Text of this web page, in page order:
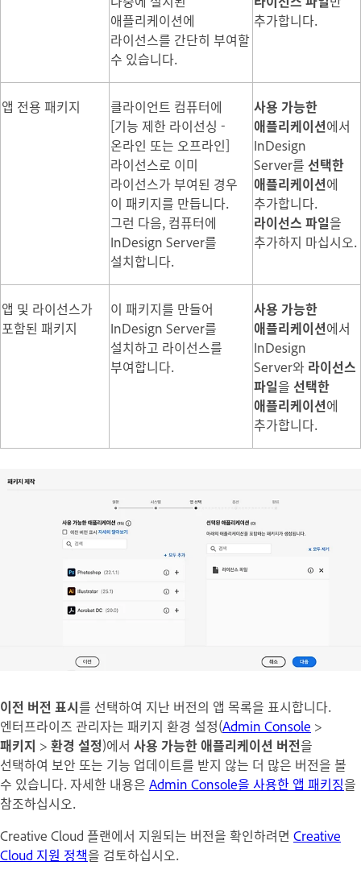
애플리케이션에
라이선스를 간단히 부여할
수 있습니다.
추가합니다.
앱 전용 패키지
클라이언트 컴퓨터에
[기능 제한 라이선싱 -
온라인 또는 오프라인]
라이선스로 이미
라이선스가 부여된 경우
이 패키지를 만듭니다.
그런 다음, 컴퓨터에
InDesign Server를
설치합니다.
사용 가능한
애플리케이션에서
InDesign
Server를 선택한
애플리케이션에
추가합니다.
라이선스 파일을
추가하지 마십시오.
앱 및 라이선스가
포함된 패키지
이 패키지를 만들어
InDesign Server를
설치하고 라이선스를
부여합니다.
사용 가능한
애플리케이션에서
InDesign
Server와 라이선스
파일을 선택한
애플리케이션에
추가합니다.
이전 버전 표시를 선택하여 지난 버전의 앱 목록을 표시합니다.
엔터프라이즈 관리자는 패키지 환경 설정(Admin Console >
패키지 > 환경 설정)에서 사용 가능한 애플리케이션 버전을
선택하여 보안 또는 기능 업데이트를 받지 않는 더 많은 버전을 볼
수 있습니다. 자세한 내용은 Admin Console을 사용한 앱 패키징을
참조하십시오.
Creative Cloud 플랜에서 지원되는 버전을 확인하려면 Creative
Cloud 지원 정책을 검토하십시오.